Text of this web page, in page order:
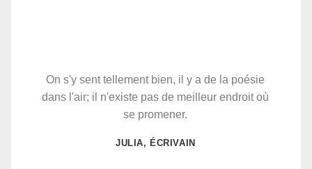
On s'y sent tellement bien, il y a de la poésie
dans l'air; il n'existe pas de meilleur endroit où
se promener.
JULIA, ÉCRIVAIN